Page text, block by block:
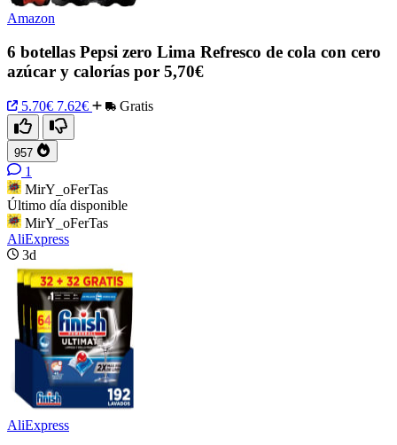
Amazon
6 botellas Pepsi zero Lima Refresco de cola con cero
azúcar y calorías por 5,70€
5.70€ 7.62€ Gratis
957
1
MirY_oFerTas
Último día disponible
MirY_oFerTas
AliExpress
3d
AliExpress